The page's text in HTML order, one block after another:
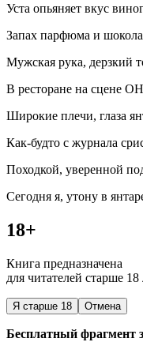
Уста опьяняет вкус вино
Запах парфюма и
Мужская рука, дерзкий
В ресторане на сцене ОН
Широкие плечи, глаза
Как-будто с журнала
Походкой, уверенной
Сегодня я, утону в
18+
Книга предназначена
для читателей старше 18
Я старше 18 Отмена
Бесплатный фрагмент